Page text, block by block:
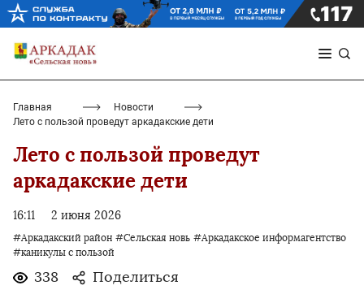
Главная
Новости
Лето с пользой проведут аркадакские дети
Лето с пользой проведут
аркадакские дети
16:11 2 июня 2026
#Аркадакский район #Сельская новь #Аркадакское информагентство
#каникулы с пользой
338 Поделиться